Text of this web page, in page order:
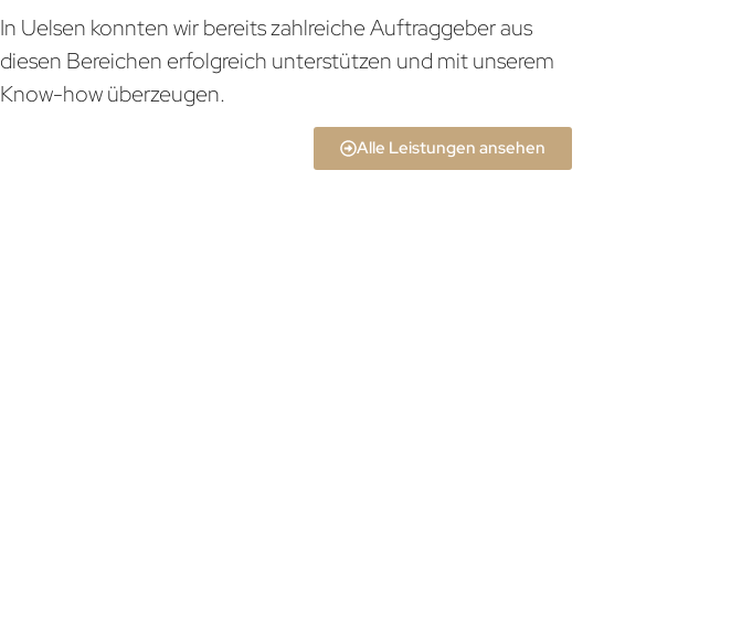
In Uelsen konnten wir bereits zahlreiche Auftraggeber aus
diesen Bereichen erfolgreich unterstützen und mit unserem
Know-how überzeugen.
Alle Leistungen ansehen